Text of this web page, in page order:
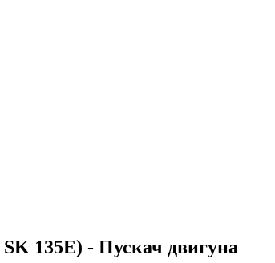
135E) - Пускач двигуна